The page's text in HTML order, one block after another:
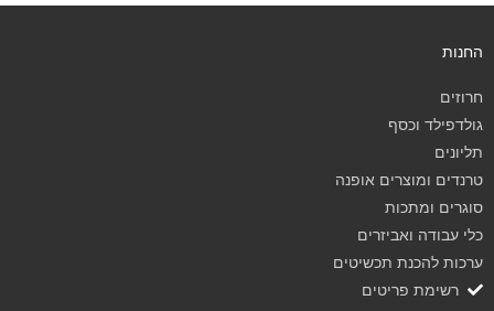
החנות
חרוזים
גולדפילד וכסף
תליונים
טרנדים ומוצרים אופנה
סוגרים ומתכות
כלי עבודה ואביזרים
ערכות להכנת תכשיטים
רשימת פריטים